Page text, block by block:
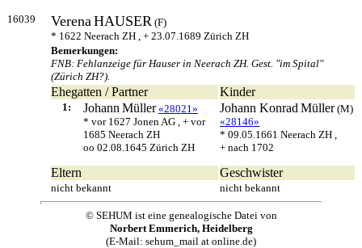
16039 VerenaHAUSER (F)
* 1622 Neerach ZH , + 23.07.1689 Zürich ZH
Bemerkungen:
FNB: Fehlanzeige für Hauser in Neerach ZH. Gest. "im Spital"
(Zürich ZH?).
Ehegatten / Partner Kinder
1: Johann Müller «28021»
* vor 1627 Jonen AG , + vor
1685 Neerach ZH
oo 02.08.1645 Zürich ZH
Johann Konrad Müller(M)
«28146»
* 09.05.1661 Neerach ZH ,
+ nach 1702
Eltern Geschwister
nicht bekannt nicht bekannt
© SEHUM ist eine genealogische Datei von
Norbert Emmerich, Heidelberg
(E-Mail: sehum_mail at online.de)